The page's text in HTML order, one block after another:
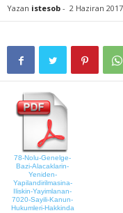
Yazan istesob - 2 Haziran 2017
78-Nolu-Genelge-
Bazi-Alacaklarin-
Yeniden-
Yapilandirilmasina-
Iliskin-Yayimlanan-
7020-Sayili-Kanun-
Hukumleri-Hakkinda